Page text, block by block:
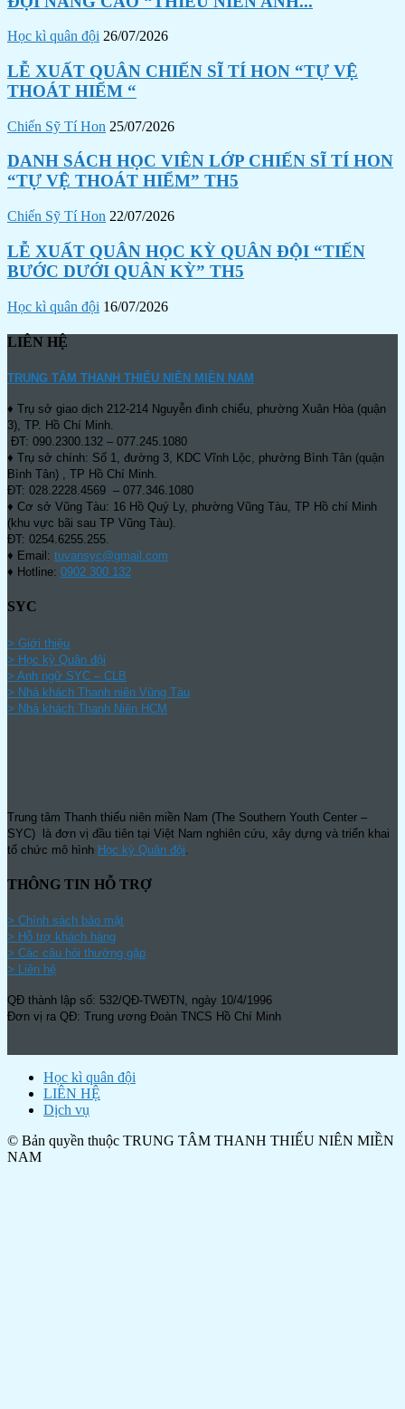
Học kì quân đội 26/07/2026
LỄ XUẤT QUÂN CHIẾN SĨ TÍ HON “TỰ VỆ
THOÁT HIỂM “
Chiến Sỹ Tí Hon 25/07/2026
DANH SÁCH HỌC VIÊN LỚP CHIẾN SĨ TÍ HON
“TỰ VỆ THOÁT HIỂM” TH5
Chiến Sỹ Tí Hon 22/07/2026
LỄ XUẤT QUÂN HỌC KỲ QUÂN ĐỘI “TIẾN
BƯỚC DƯỚI QUÂN KỲ” TH5
Học kì quân đội 16/07/2026
LIÊN HỆ
TRUNG TÂM THANH THIẾU NIÊN MIỀN NAM
♦ Trụ sở giao dịch 212-214 Nguyễn đình chiểu, phường Xuân Hòa (quận
3), TP. Hồ Chí Minh.
ĐT: 090.2300.132 – 077.245.1080
♦ Trụ sở chính: Số 1, đường 3, KDC Vĩnh Lộc, phường Bình Tân (quận
Bình Tân) , TP Hồ Chí Minh.
ĐT: 028.2228.4569 – 077.346.1080
♦ Cơ sở Vũng Tàu: 16 Hồ Quý Ly, phường Vũng Tàu, TP Hồ chí Minh
(khu vực bãi sau TP Vũng Tàu).
ĐT: 0254.6255.255.
♦ Email: tuvansyc@gmail.com
♦ Hotline: 0902 300 132
SYC
> Giới thiệu
> Học kỳ Quân đội
> Anh ngữ SYC – CLB
> Nhà khách Thanh niên Vũng Tàu
> Nhà khách Thanh Niên HCM
Trung tâm Thanh thiếu niên miền Nam (The Southern Youth Center –
SYC) là đơn vị đầu tiên tại Việt Nam nghiên cứu, xây dựng và triển khai
tổ chức mô hình Học kỳ Quân đội
THÔNG TIN HỖ TRỢ
> Chính sách bảo mật
> Hỗ trợ khách hàng
> Các câu hỏi thường gặp
> Liên hệ
QĐ thành lập số: 532/QĐ-TWĐTN, ngày 10/4/1996
Đơn vị ra QĐ: Trung ương Đoàn TNCS Hồ Chí Minh
Học kì quân đội
LIÊN HỆ
Dịch vụ
© Bản quyền thuộc TRUNG TÂM THANH THIẾU NIÊN MIỀN
NAM